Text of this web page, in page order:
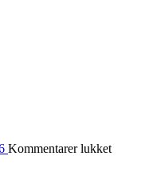
Kommentarer lukkettil